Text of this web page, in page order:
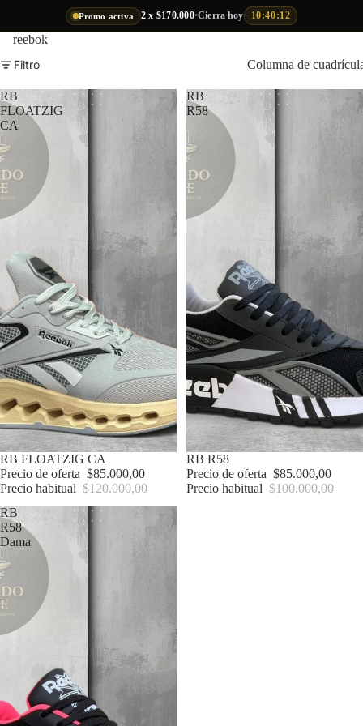
Promo activa 2 x $170.000•Cierra hoy 10:40:12
reebok
Filtro
Columna de
RB
FLOATZIG
CA
Oferta
RB FLOATZIG CA
Precio de oferta $85.000,00
Precio habitual $120.000,00
RB
R58
Oferta
RB R58
Precio de oferta $85.000,00
Precio habitual $100.000,00
RB
R58
Dama